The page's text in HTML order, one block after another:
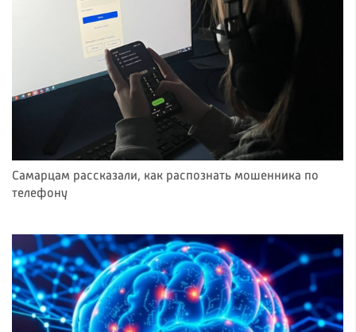
Самарцам рассказали, как распознать мошенника по
телефону